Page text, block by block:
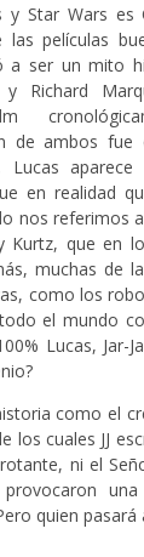
y Star Wars es
películas
a ser un mito
Richard
de ambos fue
Lucas
en realidad
nos referimos
que en
muchas de
como los
el mundo
Lucas, Jar-
como el
los cuales JJ
ni el
quien pasará